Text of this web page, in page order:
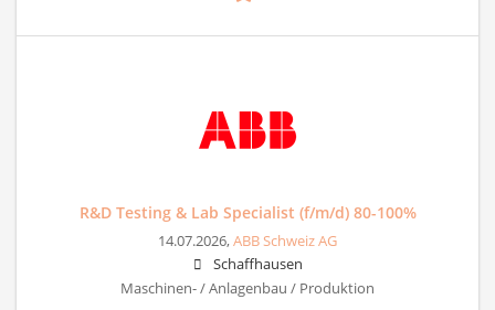
R&D Testing & Lab Specialist (f/m/d) 80-100%
14.07.2026,ABB Schweiz AG
Schaffhausen
Maschinen- / Anlagenbau / Produktion